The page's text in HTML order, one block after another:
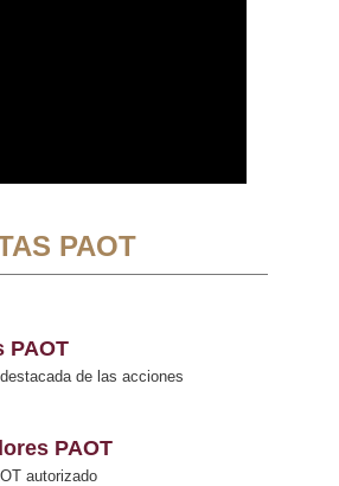
PAOT
PAOT
de las acciones
PAOT
autorizado